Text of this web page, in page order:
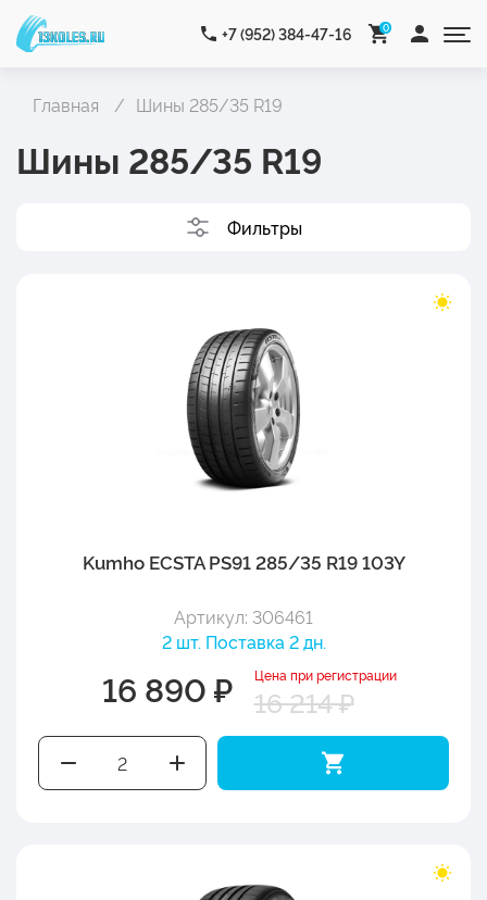
+7 (952) 384-47-16 0
Главная Шины 285/35 R19
Шины 285/35 R19
Фильтры
Kumho ECSTA PS91 285/35 R19 103Y
Артикул: 306461
2 шт. Поставка 2 дн.
16 890 ₽ Цена при регистрации
16 214 ₽